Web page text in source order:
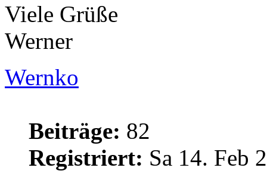
Viele Grüße
Werner
Wernko
Beiträge: 82
Registriert: Sa 14. Feb